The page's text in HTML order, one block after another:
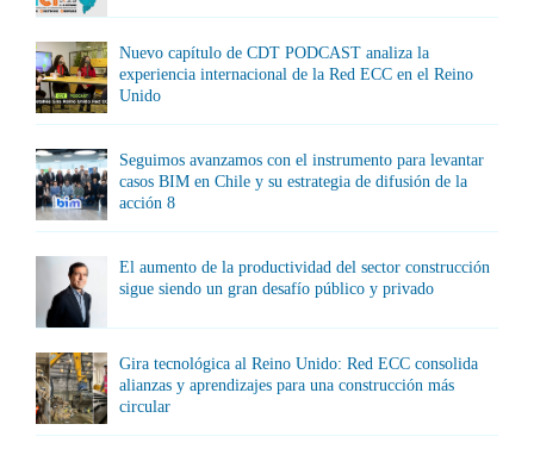
Nuevo capítulo de CDT PODCAST analiza la
experiencia internacional de la Red ECC en el Reino
Unido
Seguimos avanzamos con el instrumento para levantar
casos BIM en Chile y su estrategia de difusión de la
acción 8
El aumento de la productividad del sector construcción
sigue siendo un gran desafío público y privado
Gira tecnológica al Reino Unido: Red ECC consolida
alianzas y aprendizajes para una construcción más
circular